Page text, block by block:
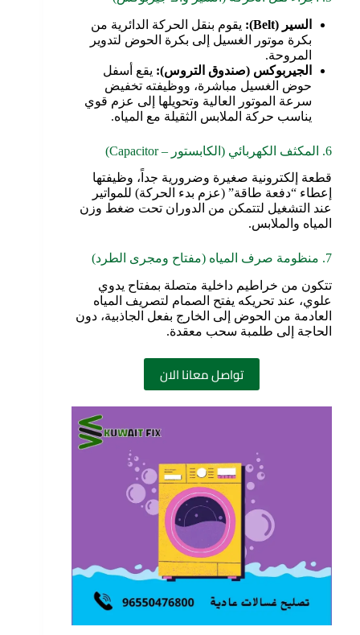
السير (Belt):
يقوم بنقل الحركة الدائرية من
بكرة موتور الغسيل إلى بكرة الحوض لتدوير
المروحة.
الجيربوكس (صندوق التروس): يقع أسفل
حوض الغسيل مباشرة، ووظيفته تخفيض
سرعة الموتور العالية وتحويلها إلى عزم قوي
يناسب حركة الملابس الثقيلة مع المياه.
6. المكثف الكهربائي (الكابستور – Capacitor)
قطعة إلكترونية صغيرة وضرورية جداً، وظيفتها
إعطاء “دفعة طاقة” (عزم بدء الحركة) للمواتير
عند التشغيل لتتمكن من الدوران تحت ضغط وزن
المياه والملابس.
7. منظومة صرف المياه (مفتاح ومجرى الطرد)
تتكون من خراطيم داخلية متصلة بمفتاح يدوي
علوي، عند تحريكه يفتح الصمام لتصريف المياه
العادمة من الحوض إلى الخارج بفعل الجاذبية، دون
الحاجة إلى طلمبة سحب معقدة.
تواصل معانا الان